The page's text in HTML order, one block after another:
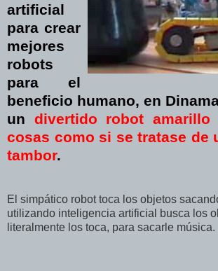
artificial
para crear
mejores
robots
para el
beneficio humano, en
un divertido robot
cosas como si se tratase de
tambor.
El simpático robot toca los objetos
utilizando inteligencia artificial busca los
literalmente los toca, para sacarle música.